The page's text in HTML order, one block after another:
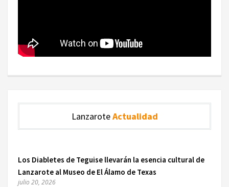
LanzaroteActualidad
Los Diabletes de Teguise llevarán la esencia cultural de
Lanzarote al Museo de El Álamo de Texas
julio 20, 2026